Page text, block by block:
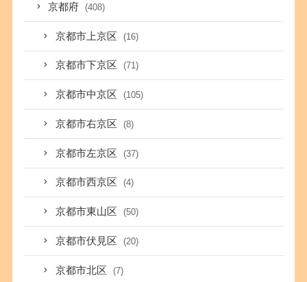
京都府 (408)
京都市上京区 (16)
京都市下京区 (71)
京都市中京区 (105)
京都市右京区 (8)
京都市左京区 (37)
京都市西京区 (4)
京都市東山区 (50)
京都市伏見区 (20)
京都市北区 (7)